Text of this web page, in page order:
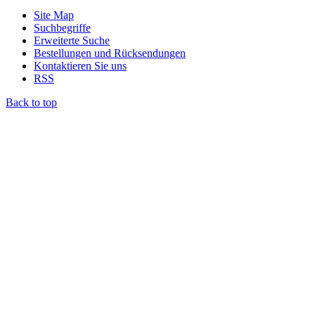
Site Map
Suchbegriffe
Erweiterte Suche
Bestellungen und Rücksendungen
Kontaktieren Sie uns
RSS
Back to top